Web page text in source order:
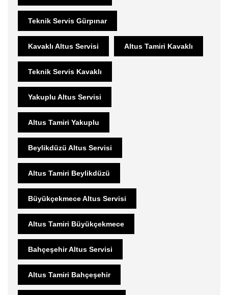
Teknik Servis Gürpınar
Kavaklı Altus Servisi Altus Tamiri Kavaklı
Teknik Servis Kavaklı
Yakuplu Altus Servisi
Altus Tamiri Yakuplu
Beylikdüzü Altus Servisi
Altus Tamiri Beylikdüzü
Büyükçekmece Altus Servisi
Altus Tamiri Büyükçekmece
Bahçeşehir Altus Servisi
Altus Tamiri Bahçeşehir